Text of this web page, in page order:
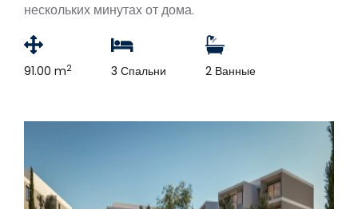
нескольких минутах от дома.
91.00 m2 3 Спальни 2 Ванные